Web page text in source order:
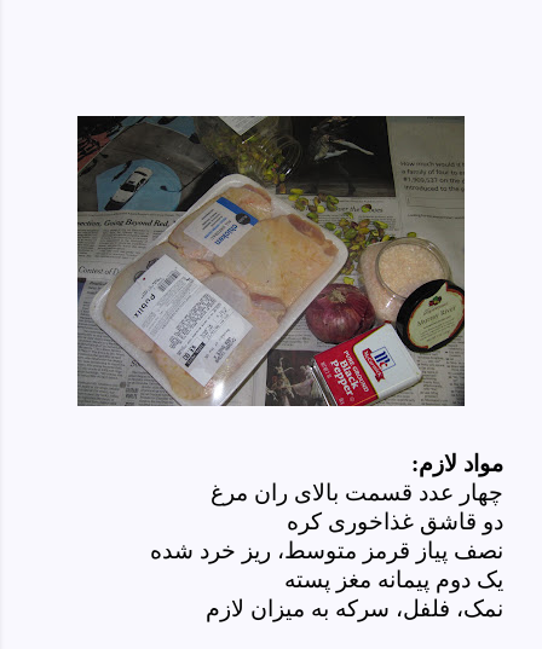
مواد لازم:
چهار عدد قسمت بالای ران مرغ
دو قاشق غذاخوری کره
نصف پیاز قرمز متوسط، ریز خرد شده
یک دوم پیمانه مغز پسته
نمک، فلفل، سرکه به میزان لازم